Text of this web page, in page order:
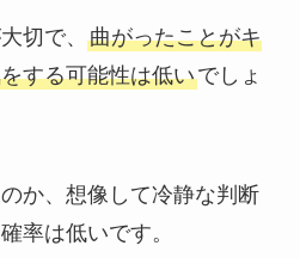
切で、 曲がったことがキ
する可能性は低いでしょ
か、想像して冷静な判断
率は低いです。